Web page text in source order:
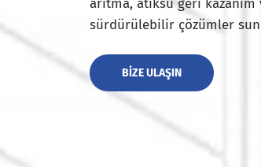
arıtma, atıksu geri
sürdürülebilir çözümler
BIZE ULAŞIN